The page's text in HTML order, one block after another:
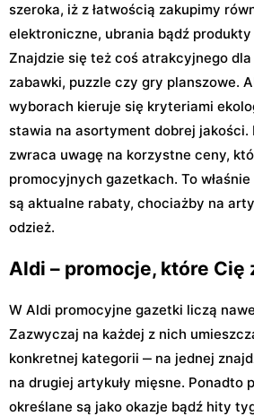
szeroka, iż z łatwością zakupimy
elektroniczne, ubrania bądź produkty
Znajdzie się też coś atrakcyjnego dla
zabawki, puzzle czy gry planszowe.
wyborach kieruje się kryteriami
stawia na asortyment dobrej jakości.
zwraca uwagę na korzystne ceny,
promocyjnych gazetkach. To
są aktualne rabaty, chociażby na
odzież.
Aldi – promocje, które Cię
W Aldi promocyjne gazetki liczą
Zazwyczaj na każdej z nich
konkretnej kategorii ‒ na jednej
na drugiej artykuły mięsne. Ponadto
określane są jako okazje bądź hity